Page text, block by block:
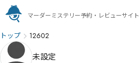
マーダーミステリー予約・レビューサイト
トップ 12602
未設定